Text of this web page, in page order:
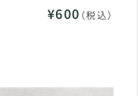
¥600 （税込）